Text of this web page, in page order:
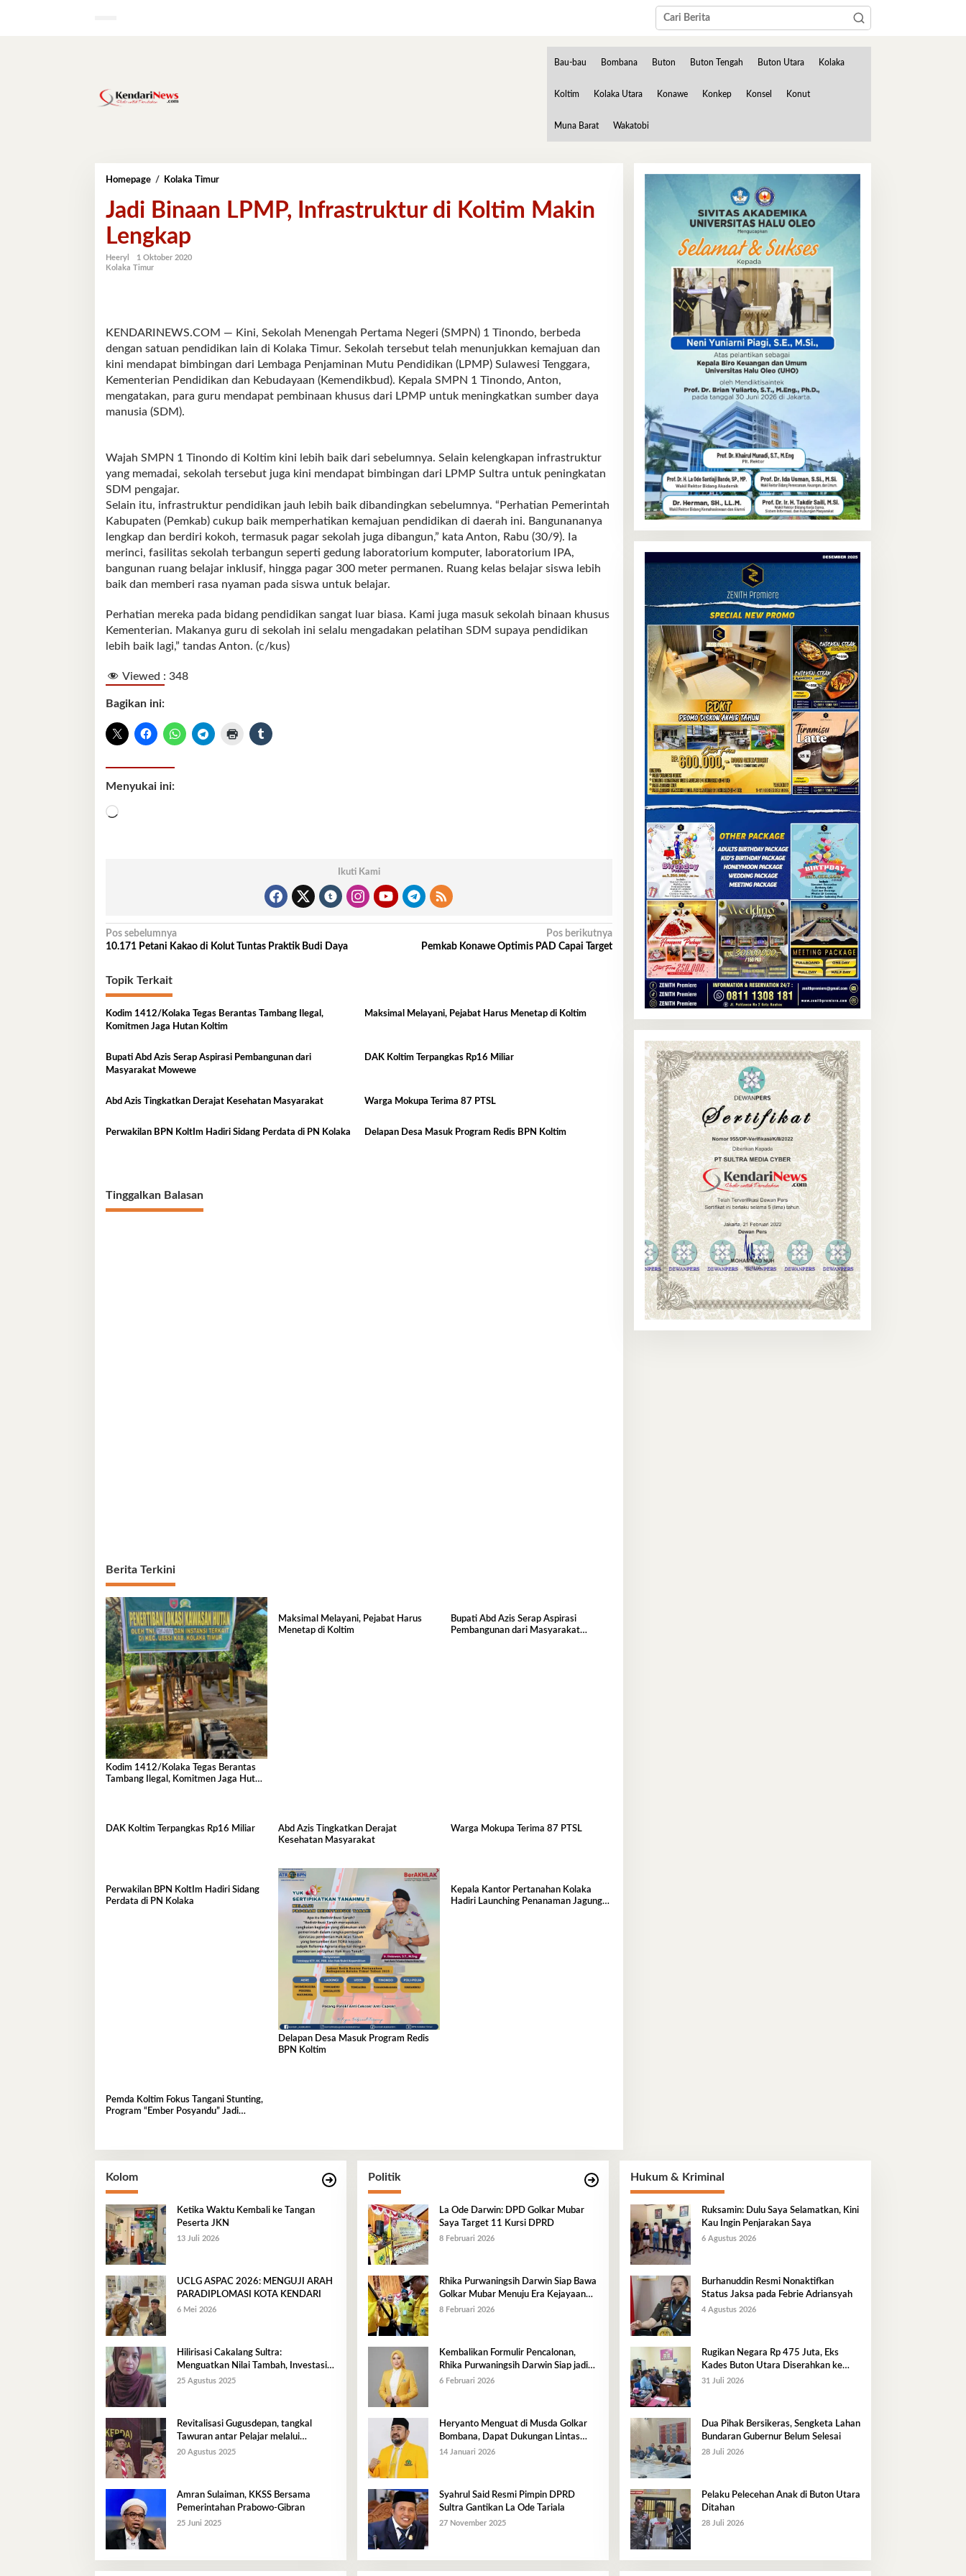
Bau-bau Bombana Buton Buton Tengah Buton Utara Kolaka
Koltim Kolaka Utara Konawe Konkep Konsel Konut
Muna Barat Wakatobi
Homepage / Kolaka TimurJadi
LPMP,
Infrastruktur
Jadi Binaan LPMP, Infrastruktur di Koltim Makin
Lengkap
Heeryl
1 Oktober 2020
Kolaka Timur
KENDARINEWS.COM — Kini, Sekolah Menengah Pertama Negeri (SMPN) 1 Tinondo, berbeda
dengan satuan pendidikan lain di Kolaka Timur. Sekolah tersebut telah menunjukkan kemajuan dan
kini mendapat bimbingan dari Lembaga Penjaminan Mutu Pendidikan (LPMP) Sulawesi Tenggara,
Kementerian Pendidikan dan Kebudayaan (Kemendikbud). Kepala SMPN 1 Tinondo, Anton,
mengatakan, para guru mendapat pembinaan khusus dari LPMP untuk meningkatkan sumber daya
manusia (SDM).
Wajah SMPN 1 Tinondo di Koltim kini lebih baik dari sebelumnya. Selain kelengkapan infrastruktur
yang memadai, sekolah tersebut juga kini mendapat bimbingan dari LPMP Sultra untuk peningkatan
SDM pengajar.
Selain itu, infrastruktur pendidikan jauh lebih baik dibandingkan sebelumnya. “Perhatian Pemerintah
Kabupaten (Pemkab) cukup baik memperhatikan kemajuan pendidikan di daerah ini. Bangunananya
lengkap dan berdiri kokoh, termasuk pagar sekolah juga dibangun,” kata Anton, Rabu (30/9). Ia
merinci, fasilitas sekolah terbangun seperti gedung laboratorium komputer, laboratorium IPA,
bangunan ruang belajar inklusif, hingga pagar 300 meter permanen. Ruang kelas belajar siswa lebih
baik dan memberi rasa nyaman pada siswa untuk belajar.
Perhatian mereka pada bidang pendidikan sangat luar biasa. Kami juga masuk sekolah binaan khusus
Kementerian. Makanya guru di sekolah ini selalu mengadakan pelatihan SDM supaya pendidikan
lebih baik lagi,” tandas Anton. (c/kus)
Viewed : 348
Bagikan ini:
Menyukai ini:
Memuat...
Ikuti Kami
Navigasi
Pos sebelumnya
10.171 Petani Kakao di Kolut Tuntas Praktik Budi Daya
Pos berikutnya
Pemkab Konawe Optimis PAD Capai Target
Topik Terkait
Kodim 1412/Kolaka Tegas Berantas Tambang Ilegal,
Komitmen Jaga Hutan Koltim
Maksimal Melayani, Pejabat Harus Menetap di Koltim
Bupati Abd Azis Serap Aspirasi Pembangunan dari
Masyarakat Mowewe
DAK Koltim Terpangkas Rp16 Miliar
Abd Azis Tingkatkan Derajat Kesehatan Masyarakat Warga Mokupa Terima 87 PTSL
Perwakilan BPN KoltIm Hadiri Sidang Perdata di PN Kolaka Delapan Desa Masuk Program Redis BPN Koltim
Tinggalkan Balasan
Berita Terkini
Kodim 1412/Kolaka Tegas Berantas
Tambang Ilegal, Komitmen Jaga Hutan
Maksimal Melayani, Pejabat Harus
Menetap di Koltim
Bupati Abd Azis Serap Aspirasi
Pembangunan dari Masyarakat
DAK Koltim Terpangkas Rp16 Miliar
Abd Azis Tingkatkan Derajat
Kesehatan Masyarakat
Warga Mokupa Terima 87 PTSL
Perwakilan BPN KoltIm Hadiri Sidang
Perdata di PN Kolaka
Delapan Desa Masuk Program Redis
BPN Koltim
Kepala Kantor Pertanahan Kolaka
Hadiri Launching Penanaman Jagung
Pemda Koltim Fokus Tangani Stunting,
Program “Ember Posyandu” Jadi
Kolom
Ketika Waktu Kembali ke Tangan
Peserta JKN
13 Juli 2026
UCLG ASPAC 2026: MENGUJI ARAH
PARADIPLOMASI KOTA KENDARI
6 Mei 2026
Hilirisasi Cakalang Sultra:
Menguatkan Nilai Tambah, Investasi,
dan Ekonomi Maritim Berkelanjutan
25 Agustus 2025
Revitalisasi Gugusdepan, tangkal
Tawuran antar Pelajar melalui
Pendidikan Karakter
20 Agustus 2025
Amran Sulaiman, KKSS Bersama
Pemerintahan Prabowo-Gibran
25 Juni 2025
Politik
La Ode Darwin: DPD Golkar Mubar
Saya Target 11 Kursi DPRD
8 Februari 2026
Rhika Purwaningsih Darwin Siap Bawa
Golkar Mubar Menuju Era Kejayaan
Baru
8 Februari 2026
Kembalikan Formulir Pencalonan,
Rhika Purwaningsih Darwin Siap jadi
Ketua DPD II Golkar Mubar
6 Februari 2026
Heryanto Menguat di Musda Golkar
Bombana, Dapat Dukungan Lintas
Fraksi dan Akar Rumput
14 Januari 2026
Syahrul Said Resmi Pimpin DPRD
Sultra Gantikan La Ode Tariala
27 November 2025
Hukum & Kriminal
Ruksamin: Dulu Saya Selamatkan, Kini
Kau Ingin Penjarakan Saya
6 Agustus 2026
Burhanuddin Resmi Nonaktifkan
Status Jaksa pada Febrie Adriansyah
4 Agustus 2026
Rugikan Negara Rp 475 Juta, Eks
Kades Buton Utara Diserahkan ke
Kejaksaan
31 Juli 2026
Dua Pihak Bersikeras, Sengketa Lahan
Bundaran Gubernur Belum Selesai
28 Juli 2026
Pelaku Pelecehan Anak di Buton Utara
Ditahan
28 Juli 2026